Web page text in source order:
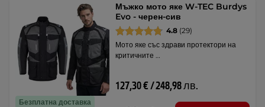
Безплатна доставка
Мъжко мото яке W-TEC Burdys
Evo - черен-сив
4.8 (29)
Мото яке със здрави протектори на
критичните …
127,30 € / 248,98 лв.